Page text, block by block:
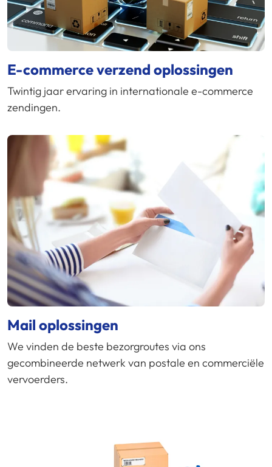
E-commerce verzend oplossingen
Twintig jaar ervaring in internationale e-commerce
zendingen.
Mail oplossingen
We vinden de beste bezorgroutes via ons
gecombineerde netwerk van postale en commerciële
vervoerders.